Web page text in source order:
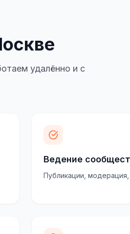
удалённо и с
Ведение
Публикации,